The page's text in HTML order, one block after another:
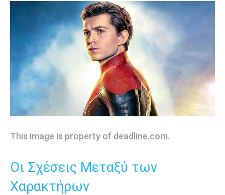
This image is property of deadline.com.
Οι Σχέσεις Μεταξύ των
Χαρακτήρων